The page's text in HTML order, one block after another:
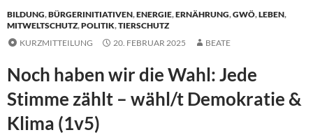
BILDUNG,BÜRGERINITIATIVEN,ENERGIE,ERNÄHRUNG,GWÖ,LEBEN,
MITWELTSCHUTZ,POLITIK,TIERSCHUTZ
KURZMITTEILUNG
20. FEBRUAR 2025 BEATE
Noch haben wir die Wahl: Jede
Stimme zählt – wähl/t Demokratie &
Klima (1v5)